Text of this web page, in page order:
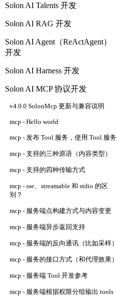
Solon AI Talents 开发
Solon AI RAG 开发
Solon AI Agent（ReActAgent）
开发
Solon AI Harness 开发
Solon AI MCP 协议开发
v4.0.0 SolonMcp 更新与兼容说明
mcp - Hello world
mcp - 发布 Tool 服务，使用 Tool 服务
mcp - 支持的三种原语（内容类型）
mcp - 支持的四种传输方式
mcp - sse、streamable 和 stdio 的区
别？
mcp - 服务端点构建方式与内容变更
mcp - 服务端异步返回支持
mcp - 服务端的反向通讯（比如采样）
mcp - 服务的接口方式（和代理效果）
mcp - 服务端 Tool 开发参考
mcp - 服务端根据权限分组输出 tools